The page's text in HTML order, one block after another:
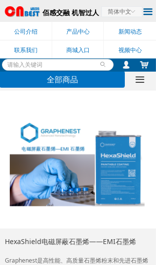
佰感交融 机智过人 ꀅ
简体中文
ꄙ
끀
넙 낙
公司介绍 产品中心 新闻动态
联系我们 商城入口 视频中心
全部商品
HexaShield电磁屏蔽石墨烯——EMI石墨烯
Graphenest是高性能、高质量石墨烯粉末和先进石墨烯
끀